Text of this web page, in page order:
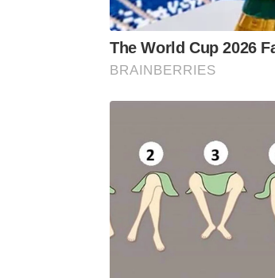
The World Cup 2026
BRAINBERRIES